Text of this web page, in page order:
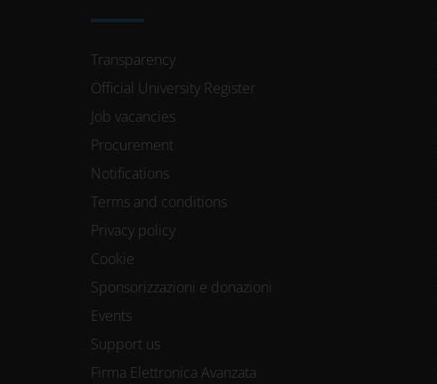
Transparency
Official University Register
Job vacancies
Procurement
Notifications
Terms and conditions
Privacy policy
Cookie
Sponsorizzazioni e donazioni
Events
Support us
Firma Elettronica Avanzata